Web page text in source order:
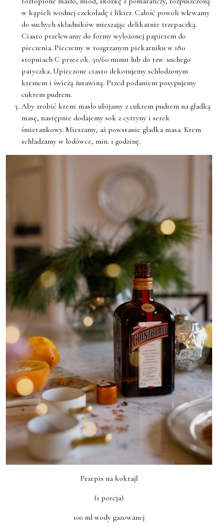
w kąpieli wodnej czekoladę i likier. Całość powoli wlewamy
do suchych składników mieszając delikatnie trzepaczką.
Ciasto przelewamy do formy wyłożonej papierem do
pieczenia. Pieczemy w rozgrzanym piekarniku w 180
stopniach C przez ok. 50/60 minut lub do tzw. suchego
patyczka. Upieczone ciasto dekorujemy schłodzonym
kremem i świeżą żurawiną. Przed podaniem posypujemy
cukrem pudrem.
Aby zrobić krem: masło ubijamy z cukrem pudrem na gładką
masę, następnie dodajemy sok z cytryny i serek
śmietankowy. Mieszamy, aż powstanie gładka masa. Krem
schładzamy w lodówce, min. 1 godzinę.
Przepis na koktajl
(1 porcja)
100 ml wody gazowanej